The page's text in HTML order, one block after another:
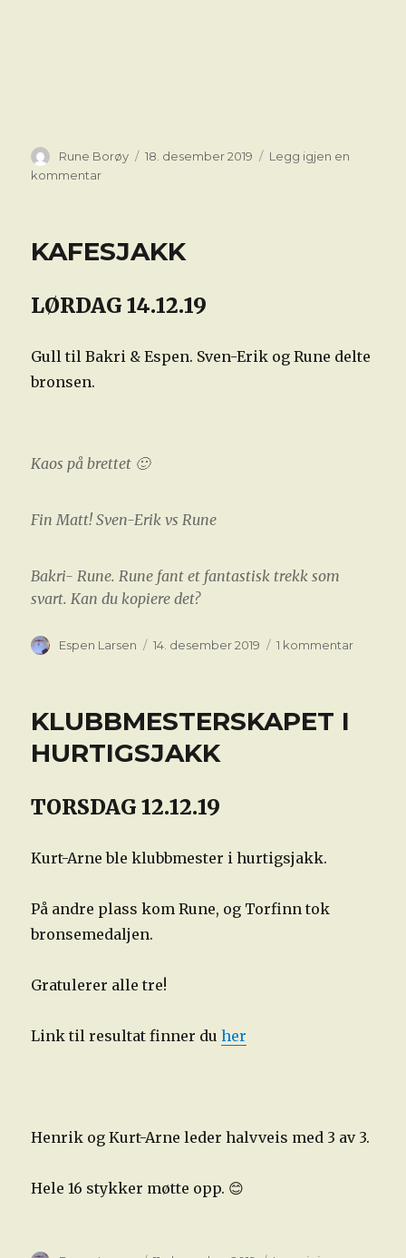
Forfatter
Rune Borøy Publisert
18. desember 2019
Legg igjen en
kommentartil
KAFESJAKK
LØRDAG 14.12.19
Gull til Bakri & Espen. Sven-Erik og Rune delte
bronsen.
Kaos på brettet 🙂
Fin Matt! Sven-Erik vs Rune
Bakri- Rune. Rune fant et fantastisk trekk som
svart. Kan du kopiere det?
Forfatter
Espen Larsen Publisert
14. desember 2019 1 kommentartil
KLUBBMESTERSKAPET I
HURTIGSJAKK
TORSDAG 12.12.19
Kurt-Arne ble klubbmester i hurtigsjakk.
På andre plass kom Rune, og Torfinn tok
bronsemedaljen.
Gratulerer alle tre!
Link til resultat finner duher
Henrik og Kurt-Arne leder halvveis med 3 av 3.
Hele 16 stykker møtte opp. 😊